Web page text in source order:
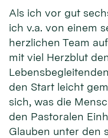
Als ich vor gut
ich v.a. von einem
herzlichen Team
mit viel Herzblut
den Start leicht
sich, was die
den Pastoralen
Glauben unter den